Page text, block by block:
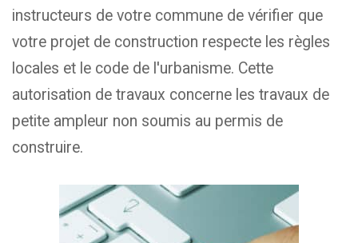
instructeurs de votre commune de vérifier que
votre projet de construction respecte les règles
locales et le code de l'urbanisme. Cette
autorisation de travaux concerne les travaux de
petite ampleur non soumis au permis de
construire.